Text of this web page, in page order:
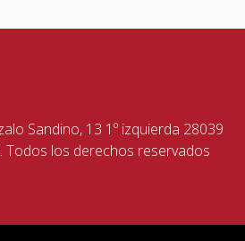
Sandino, 13 1º izquierda 28039
Todos los derechos reservados